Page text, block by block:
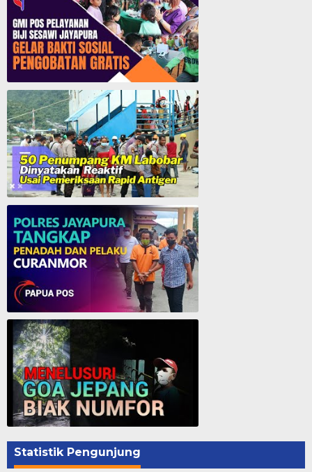
GMI Pos Pelayanan Biji Sesawi Jayapura Gelar Bakti Sosial Pengobatan Umum Gratis
50 Penumpang KM. Labobar Dinyatakan Reaktif Usai Pemeriksaan Rapid Antigen
Polres Jayapura Tangkap Penadah dan Pelaku Curanmor - Papua Pos
Statistik Pengunjung